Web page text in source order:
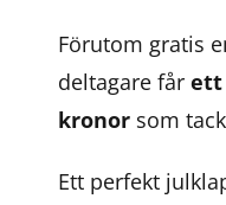
Förutom gratis
deltagare fårett
kronor som
Ett perfekt